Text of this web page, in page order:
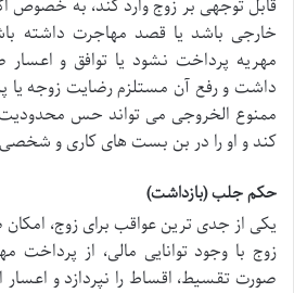
قابل توجهی بر زوج وارد کند، به خصوص
خارجی باشد یا قصد مهاجرت داشته
مهریه پرداخت نشود یا توافق و اعسار
داشت و رفع آن مستلزم رضایت زوجه
ممنوع الخروجی می تواند حس محدودیت
کند و او را در بن بست های کاری و شخصی
حکم جلب (بازداشت)
یکی از جدی ترین عواقب برای زوج،
زوج با وجود توانایی مالی، از پرداخت
صورت تقسیط، اقساط را نپردازد و اعسار